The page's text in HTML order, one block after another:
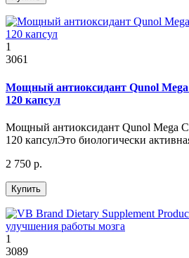
1
3061
Мощный антиоксидант Qunol
120 капсул
Мощный антиоксидант Qunol Mega
120 капсулЭто биологически
2 750 р.
Купить
1
3089